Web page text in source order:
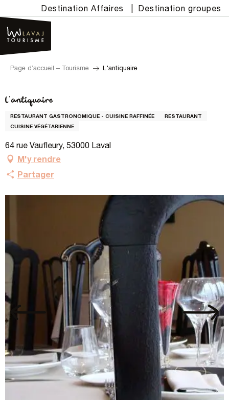
au
contenu
principal
Destination Affaires Destination groupes
Page d’accueil – Tourisme L'antiquaire
L'antiquaire
RESTAURANT GASTRONOMIQUE - CUISINE RAFFINÉE
RESTAURANT
CUISINE VÉGÉTARIENNE
64 rue Vaufleury, 53000 Laval
M'y rendre
Partager